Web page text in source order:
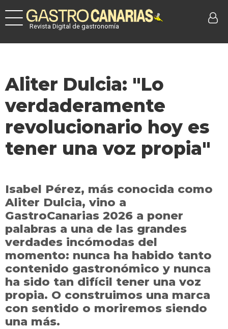
Revista Digital de gastronomía
Aliter Dulcia: "Lo
verdaderamente
revolucionario hoy es
tener una voz propia"
Isabel Pérez, más conocida como
Aliter Dulcia, vino a
GastroCanarias 2026 a poner
palabras a una de las grandes
verdades incómodas del
momento: nunca ha habido tanto
contenido gastronómico y nunca
ha sido tan difícil tener una voz
propia. O construimos una marca
con sentido o moriremos siendo
una más.